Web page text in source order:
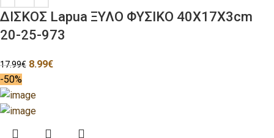
ΔΙΣΚΟΣ Lapua ΞΥΛΟ ΦΥΣΙΚΟ 40Χ17Χ3cm
20-25-973
17.99€ 8.99€
-50%